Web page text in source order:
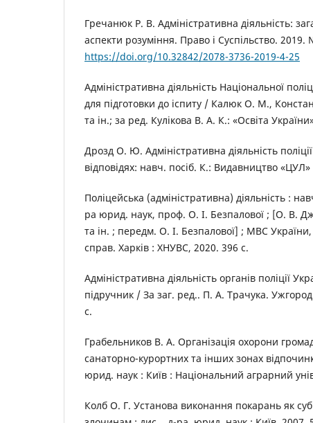
Гречанюк Р. В. Адміністративна діяльність:
аспекти розуміння. Право і Суспільство.
https://doi.org/10.32842/2078-3736-2019-4-25
Адміністративна діяльність Національної
для підготовки до іспиту / Калюк О. М.,
та ін.; за ред. Кулікова В. А. К.: «Освіта
Дрозд О. Ю. Адміністративна діяльність
відповідях: навч. посіб. К.: Видавництво «ЦУЛ»
Поліцейська (адміністративна) діяльність :
ра юрид. наук, проф. О. І. Безпалової ; [О. В.
та ін. ; передм. О. І. Безпалової] ; МВС
справ. Харків : ХНУВС, 2020. 396 с.
Адміністративна діяльність органів поліції
підручник / За заг. ред.. П. А. Трачука.
с.
Грабельников В. А. Організація охорони
санаторно-курортних та інших зонах
юрид. наук : Київ : Національний аграрний
Колб О. Г. Установа виконання покарань як